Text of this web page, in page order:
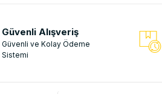
Güvenli Alışveriş
Güvenli ve Kolay Ödeme
Sistemi